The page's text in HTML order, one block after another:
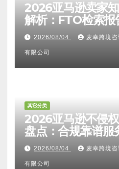
2026亚马逊卖家
解析：FTO检索报
比对区别、TRO应
甄选避坑全攻略
2026/08/04 麦幸跨境
有限公司
其它分类
2026亚马逊不侵
盘点：合规靠谱服
避坑FAQ及标杆机
2026/08/04 麦幸跨境
有限公司